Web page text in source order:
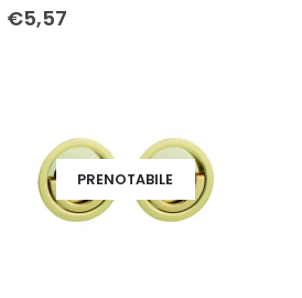
€5,57
PRENOTABILE